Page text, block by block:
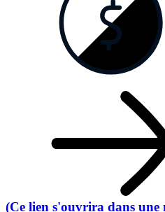
(Ce lien s'ouvrira dans une